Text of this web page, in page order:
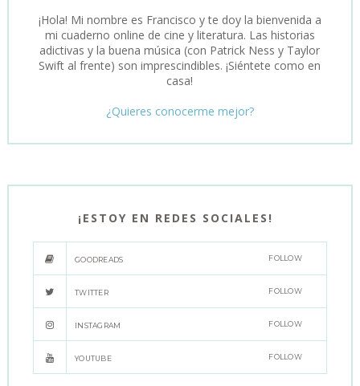
¡Hola! Mi nombre es Francisco y te doy la bienvenida a
mi cuaderno online de cine y literatura. Las historias
adictivas y la buena música (con Patrick Ness y Taylor
Swift al frente) son imprescindibles. ¡Siéntete como en
casa!
¿Quieres conocerme mejor?
¡ESTOY EN REDES SOCIALES!
GOODREADS FOLLOW
TWITTER FOLLOW
INSTAGRAM FOLLOW
YOUTUBE FOLLOW